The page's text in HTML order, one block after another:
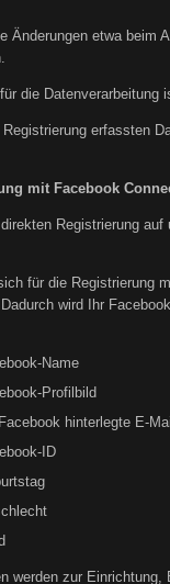
Änderungen etwa beim
die
Registrierung erfassten
mit Facebook
Registrierung
für die Registrierung
wird Ihr
Name
Profilbild
hinterlegte E-
ID
werden zur